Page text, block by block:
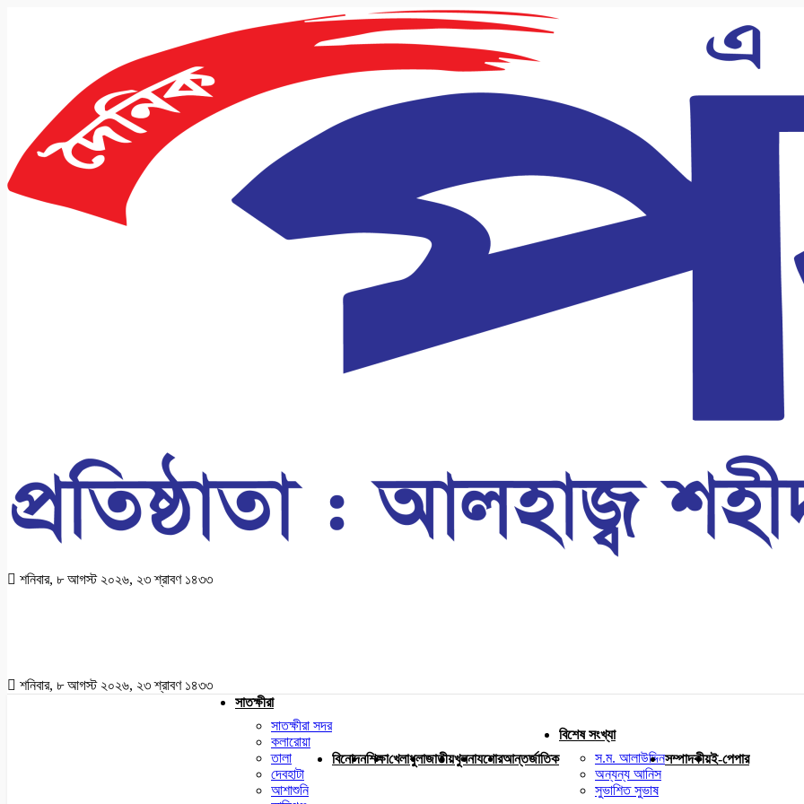
শনিবার, ৮ আগস্ট ২০২৬, ২৩ শ্রাবণ ১৪৩৩
শনিবার, ৮ আগস্ট ২০২৬, ২৩ শ্রাবণ ১৪৩৩
সাতক্ষীরা
সাতক্ষীরা সদর
কলারোয়া
তালা
দেবহাটা
আশাশুনি
বিনোদনশিক্ষাখেলাধুলাজাতীয়খুলনাযশোরআন্তর্জাতিক
বিশেষ সংখ্যা
স.ম. আলাউদ্দিন
অন্যন্য আনিস
সুভাশিত সুভাষ
সম্পাদকীয়ই-পেপার